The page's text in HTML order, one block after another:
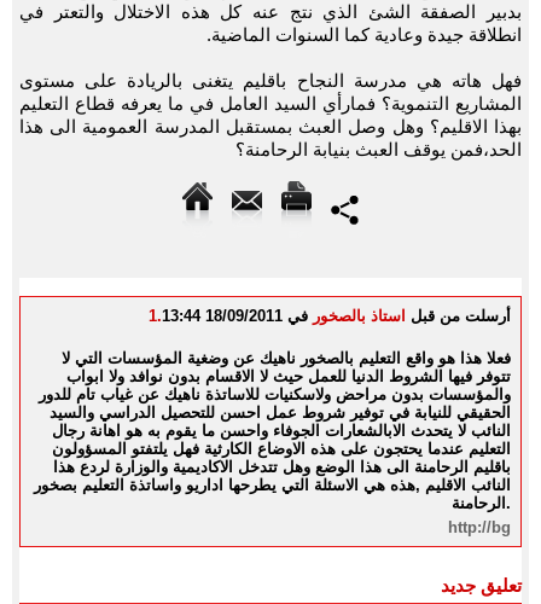
بدبير الصفقة الشئ الذي نتج عنه كل هذه الاختلال والتعتر في
انطلاقة جيدة وعادية كما السنوات الماضية.
فهل هاته هي مدرسة النجاح باقليم يتغنى بالريادة على مستوى
المشاريع التنموية؟ فمارأي السيد العامل في ما يعرفه قطاع التعليم
بهذا الاقليم؟ وهل وصل العبث بمستقبل المدرسة العمومية الى هذا
الحد،فمن يوقف العبث بنيابة الرحامنة؟
1. أرسلت من قبل استاذ بالصخور في 18/09/2011 13:44
فعلا هذا هو واقع التعليم بالصخور ناهيك عن وضغية المؤسسات التي لا
تتوفر فيها الشروط الدنيا للعمل حيث لا الاقسام بدون نوافد ولا ابواب
والمؤسسات بدون مراحض ولاسكنيات للاساتذة ناهيك عن غياب تام للدور
الحقيقي للنيابة في توفير شروط عمل احسن للتحصيل الدراسي والسيد
النائب لا يتحدث الابالشعارات الجوفاء واحسن ما يقوم به هو اهانة رجال
التعليم عندما يحتجون على هذه الاوضاع الكارثية فهل يلتفتو المسؤولون
باقليم الرحامنة الى هذا الوضع وهل تتدخل الاكاديمية والوزارة لردع هذا
النائب الاقليم ,هذه هي الاسئلة التي يطرحها اداريو واساتذة التعليم بصخور
الرحامنة.
http://bg
تعليق جديد